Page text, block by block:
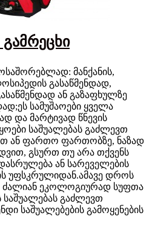
მანქანის,
გასაწმენდად,
ან გაზაფხულზე
სამუშაოები ყველა
და მარტივად წნევის
საშუალებას გაძლევთ
ან ფართო ფართობზე, ნაზად
გსურთ თუ არა თქვენს
ან სარეველების
უფსკრულიდან.ამავე დროს
ძალიან ეკოლოგიურად სუფთა
საშუალებას გაძლევთ
საშუალებების გამოყენების